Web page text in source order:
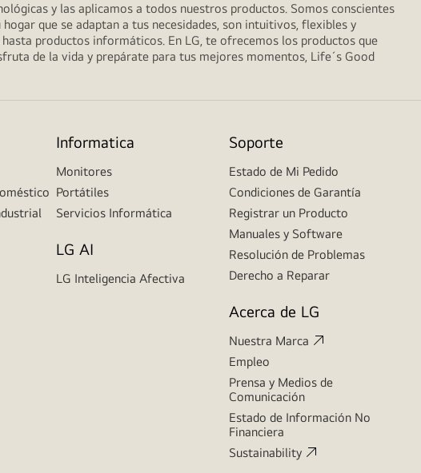
y las aplicamos a todos nuestros productos. Somos conscientes
que se adaptan a tus necesidades, son intuitivos, flexibles y
productos informáticos. En LG, te ofrecemos los productos que
de la vida y prepárate para tus mejores momentos, Life´s Good
Informatica
Monitores
Portátiles
Servicios Informática
LG AI
LG Inteligencia Afectiva
Soporte
Estado de Mi Pedido
Condiciones de Garantía
Registrar un Producto
Manuales y Software
Resolución de Problemas
Derecho a Reparar
Acerca de LG
Nuestra Marca
Empleo
Prensa y Medios de
Comunicación
Estado de Información No
Financiera
Sustainability